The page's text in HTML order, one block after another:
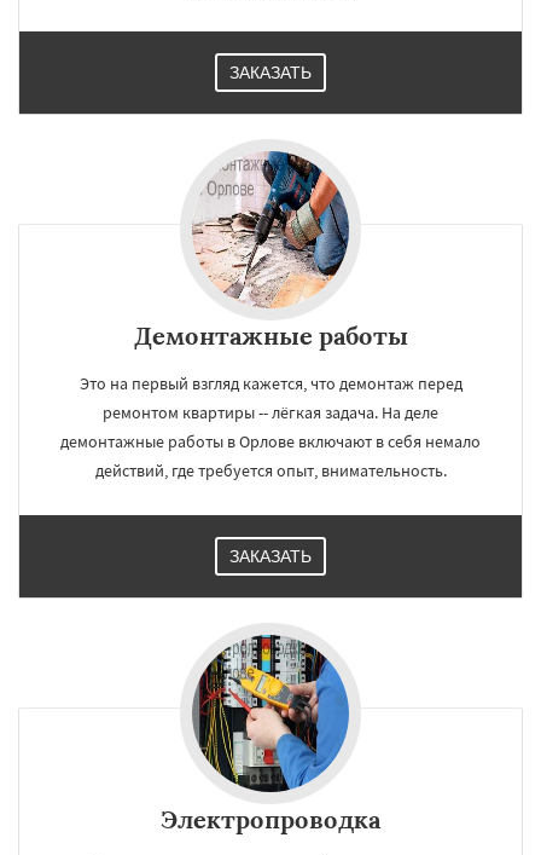
ЗАКАЗАТЬ
Демонтажные работы
Это на первый взгляд кажется, что демонтаж перед
ремонтом квартиры -- лёгкая задача. На деле
демонтажные работы в Орлове включают в себя немало
действий, где требуется опыт, внимательность.
ЗАКАЗАТЬ
Электропроводка